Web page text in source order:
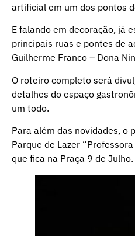
artificial em um dos pontos
E falando em decoração, já
principais ruas e pontes de
Guilherme Franco – Dona
O roteiro completo será
detalhes do espaço
um todo.
Para além das novidades, o
Parque de Lazer
que fica na Praça 9 de Julho.